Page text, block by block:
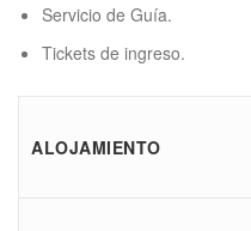
Servicio de Guía.
Tickets de ingreso.
ALOJAMIENTO